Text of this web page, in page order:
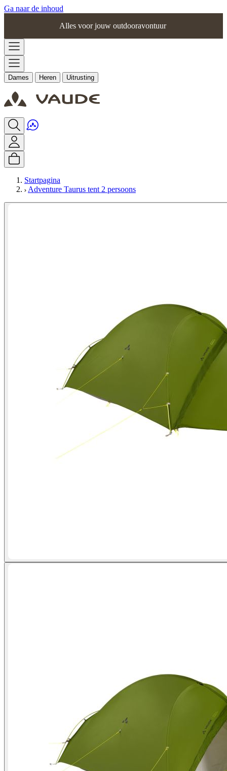
Ga naar de inhoud
Alles voor jouw outdooravontuur
Dames Heren Uitrusting
Startpagina
Adventure Taurus tent 2 persoons